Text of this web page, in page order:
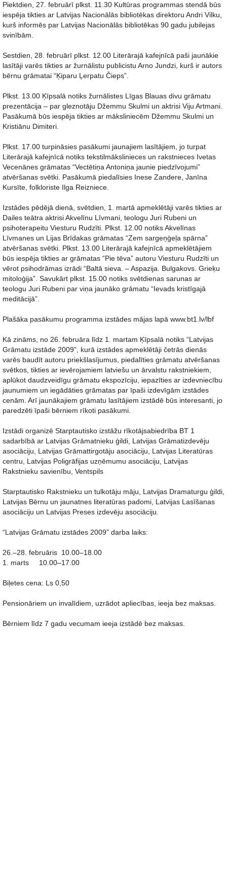
Piektdien, 27. februārī plkst. 11.30 Kultūras programmas stendā būs
iespēja tikties ar Latvijas Nacionālās bibliotēkas direktoru Andri Vilku,
kurš informēs par Latvijas Nacionālās bibliotēkas 90 gadu jubilejas
svinībām.
Sestdien, 28. februārī plkst. 12.00 Literārajā kafejnīcā paši jaunākie
lasītāji varēs tikties ar žurnālistu publicistu Arno Jundzi, kurš ir autors
bērnu grāmatai “Ķiparu Ļerpatu Čieps”.
Plkst. 13.00 Ķīpsalā notiks žurnālistes Līgas Blauas divu grāmatu
prezentācija – par gleznotāju Džemmu Skulmi un aktrisi Viju Artmani.
Pasākumā būs iespēja tikties ar māksliniecēm Džemmu Skulmi un
Kristiānu Dimiteri.
Plkst. 17.00 turpināsies pasākumi jaunajiem lasītājiem, jo turpat
Literārajā kafejnīcā notiks tekstilmākslinieces un rakstnieces Ivetas
Vecenānes grāmatas “Vectētiņa Antoniņa jaunie piedzīvojumi”
atvēršanas svētki. Pasākumā piedalīsies Inese Zandere, Janīna
Kursīte, folkloriste Ilga Reizniece.
Izstādes pēdējā dienā, svētdien, 1. martā apmeklētāji varēs tikties ar
Dailes teātra aktrisi Akvelīnu Līvmani, teologu Juri Rubeni un
psihoterapeitu Viesturu Rudzīti. Plkst. 12.00 notiks Akvelīnas
Līvmanes un Lijas Brīdakas grāmatas “Zem sargeņģeļa spārna”
atvēršanas svētki. Plkst. 13.00 Literārajā kafejnīcā apmeklētājiem
būs iespēja tikties ar grāmatas “Pie tēva” autoru Viesturu Rudzīti un
vērot psihodrāmas izrādi “Baltā sieva. – Aspazija. Bulgakovs. Grieķu
mitoloģija”. Savukārt plkst. 15.00 notiks svētdienas sarunas ar
teologu Juri Rubeni par viņa jaunāko grāmatu “Ievads kristīgajā
meditācijā”.
Plašāka pasākumu programma izstādes mājas lapā www.bt1.lv/lbf
Kā zināms, no 26. februāra līdz 1. martam Ķīpsalā notiks “Latvijas
Grāmatu izstāde 2009”, kurā izstādes apmeklētāji četrās dienās
varēs baudīt autoru priekšlasījumus, piedalīties grāmatu atvēršanas
svētkos, tikties ar ievērojamiem latviešu un ārvalstu rakstniekiem,
aplūkot daudzveidīgu grāmatu ekspozīciju, iepazīties ar izdevniecību
jaunumiem un iegādāties grāmatas par īpaši izdevīgām izstādes
cenām. Arī jaunākajiem grāmatu lasītājiem izstādē būs interesanti, jo
paredzēti īpaši bērniem rīkoti pasākumi.
Izstādi organizē Starptautisko izstāžu rīkotājsabiedrība BT 1
sadarbībā ar Latvijas Grāmatnieku ģildi, Latvijas Grāmatizdevēju
asociāciju, Latvijas Grāmattirgotāju asociāciju, Latvijas Literatūras
centru, Latvijas Poligrāfijas uzņēmumu asociāciju, Latvijas
Rakstnieku savienību, Ventspils
Starptautisko Rakstnieku un tulkotāju māju, Latvijas Dramaturgu ģildi,
Latvijas Bērnu un jaunatnes literatūras padomi, Latvijas Lasīšanas
asociāciju un Latvijas Preses izdevēju asociāciju.
“Latvijas Grāmatu izstādes 2009” darba laiks:
26.–28. februāris 10.00–18.00
1. marts 10.00–17.00
Biļetes cena: Ls 0,50
Pensionāriem un invalīdiem, uzrādot apliecības, ieeja bez maksas.
Bērniem līdz 7 gadu vecumam ieeja izstādē bez maksas.